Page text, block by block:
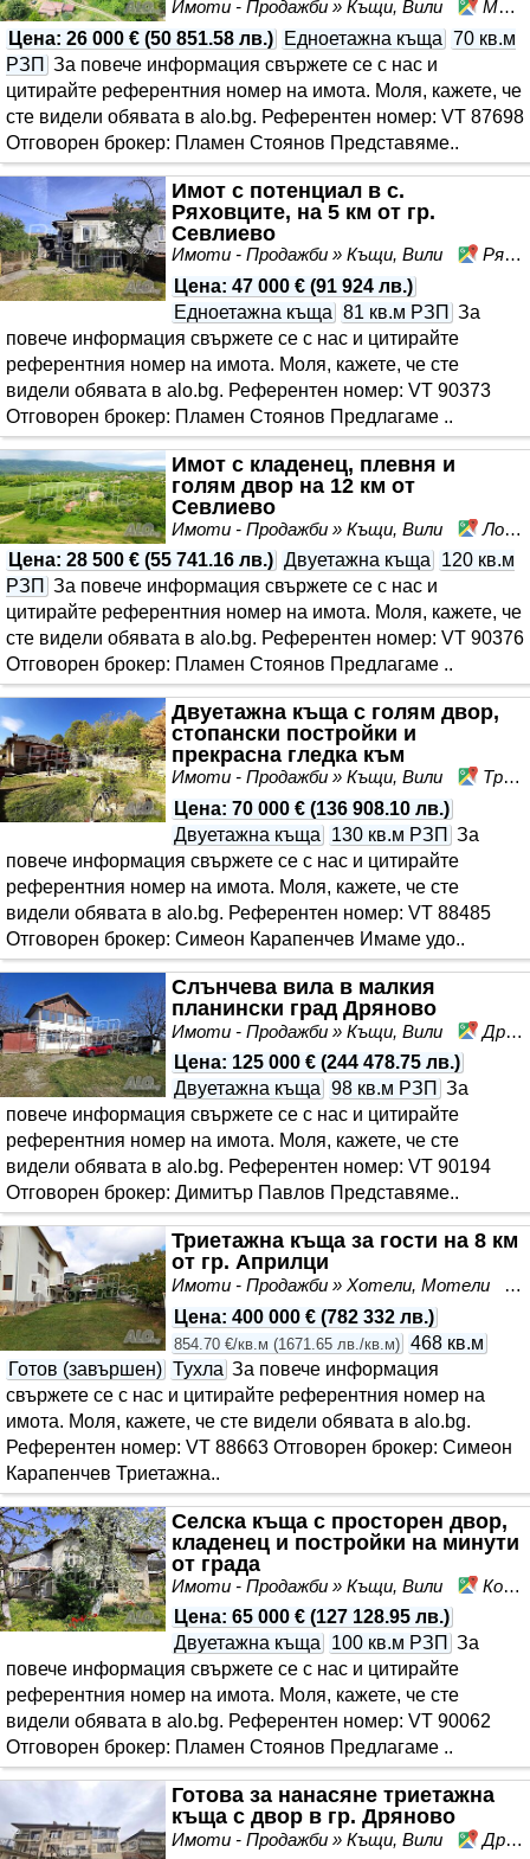
Имоти - Продажби » Къщи, Вили
Млечево, област Габрово
Цена: 26 000 € (50 851.58 лв.) Едноетажна къща 70 кв.м
РЗП За повече информация свържете се с нас и
цитирайте референтния номер на имота. Моля, кажете, че
сте видeли обявата в alo.bg. Референтен номер: VT 87698
Отговорен брокер: Пламен Стоянов Представяме..
Имот с потенциал в с.
Ряховците, на 5 км от гр.
Севлиево
Имоти - Продажби » Къщи, Вили
Ряховците, област Габрово
Цена: 47 000 € (91 924 лв.)
Едноетажна къща 81 кв.м РЗП За
повече информация свържете се с нас и цитирайте
референтния номер на имота. Моля, кажете, че сте
видeли обявата в alo.bg. Референтен номер: VT 90373
Отговорен брокер: Пламен Стоянов Предлагаме ..
Имот с кладенец, плевня и
голям двор на 12 км от
Севлиево
Имоти - Продажби » Къщи, Вили
Ловнидол, област Габрово
Цена: 28 500 € (55 741.16 лв.) Двуетажна къща
120 кв.м
РЗП За повече информация свържете се с нас и
цитирайте референтния номер на имота. Моля, кажете, че
сте видeли обявата в alo.bg. Референтен номер: VT 90376
Отговорен брокер: Пламен Стоянов Предлагаме ..
Двуетажна къща с голям двор,
стопански постройки и
прекрасна гледка към
планината
Имоти - Продажби » Къщи, Вили
Трявна, област Габрово
Цена: 70 000 € (136 908.10 лв.)
Двуетажна къща
130 кв.м РЗП За
повече информация свържете се с нас и цитирайте
референтния номер на имота. Моля, кажете, че сте
видeли обявата в alo.bg. Референтен номер: VT 88485
Отговорен брокер: Симеон Карапенчев Имаме удо..
Слънчева вила в малкия
планински град Дряново
Имоти - Продажби » Къщи, Вили
Дряново, област Габрово
Цена: 125 000 € (244 478.75 лв.)
Двуетажна къща 98 кв.м РЗП За
повече информация свържете се с нас и цитирайте
референтния номер на имота. Моля, кажете, че сте
видeли обявата в alo.bg. Референтен номер: VT 90194
Отговорен брокер: Димитър Павлов Представяме..
Триетажна къща за гости на 8 км
от гр. Априлци
Имоти - Продажби » Хотели, Мотели
Цена: 400 000 € (782 332 лв.)
854.70 €/кв.м (1671.65 лв./кв.м) 468 кв.м
Готов (завършен) Тухла За повече информация
свържете се с нас и цитирайте референтния номер на
имота. Моля, кажете, че сте видeли обявата в alo.bg.
Референтен номер: VT 88663 Отговорен брокер: Симеон
Карапенчев Триетажна..
Селска къща с просторен двор,
кладенец и постройки на минути
от града
Имоти - Продажби » Къщи, Вили
Кормянско, област Габрово
Цена: 65 000 € (127 128.95 лв.)
Двуетажна къща
100 кв.м РЗП За
повече информация свържете се с нас и цитирайте
референтния номер на имота. Моля, кажете, че сте
видeли обявата в alo.bg. Референтен номер: VT 90062
Отговорен брокер: Пламен Стоянов Предлагаме ..
Готова за нанасяне триетажна
къща с двор в гр. Дряново
Имоти - Продажби » Къщи, Вили
Дряново, област Габрово